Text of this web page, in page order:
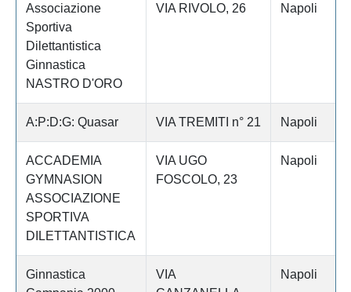
Associazione
Sportiva
Dilettantistica
Ginnastica
NASTRO D'ORO
VIA RIVOLO, 26 Napoli
A:P:D:G: Quasar VIA TREMITI n° 21 Napoli
ACCADEMIA
GYMNASION
ASSOCIAZIONE
SPORTIVA
DILETTANTISTICA
VIA UGO
FOSCOLO, 23
Napoli
Ginnastica
VIA
Napoli